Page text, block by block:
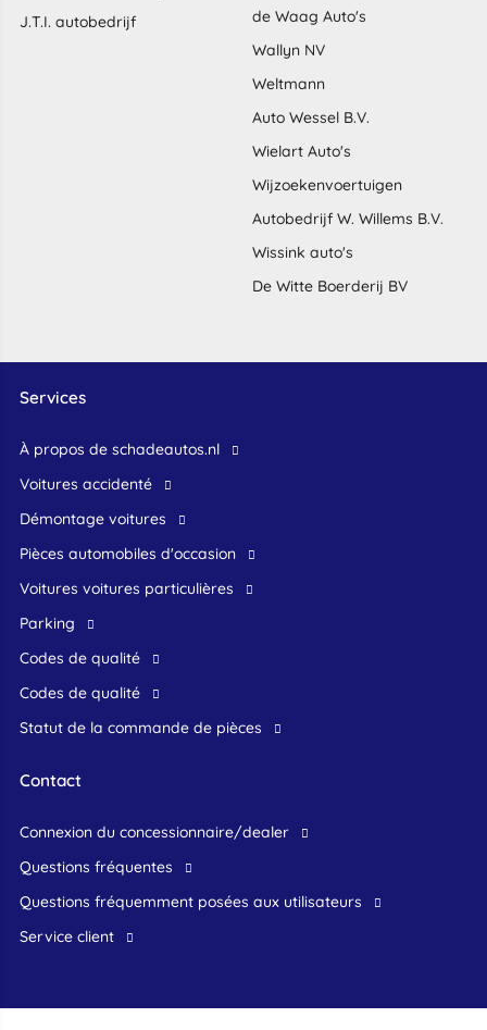
J.T.I. autobedrijf
de Waag Auto's
Wallyn NV
Weltmann
Auto Wessel B.V.
Wielart Auto's
Wijzoekenvoertuigen
Autobedrijf W. Willems B.V.
Wissink auto's
De Witte Boerderij BV
Services
À propos de schadeautos.nl
Voitures accidenté
Démontage voitures
Pièces automobiles d'occasion
voitures voitures particulières
Parking
Codes de qualité
Codes de qualité
Statut de la commande de pièces
Contact
connexion du concessionnaire/dealer
Questions fréquentes
questions fréquemment posées aux utilisateurs
service client